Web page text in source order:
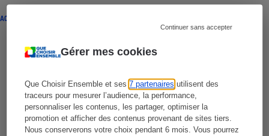
Gérer mes cookies
Que Choisir Ensemble et ses7 partenaires utilisent des
traceurs pour mesurer l’audience, la performance,
personnaliser les contenus, les partager, optimiser la
promotion et afficher des contenus provenant de sites tiers.
Nous conserverons votre choix pendant 6 mois. Vous pourrez
Continuer sans accepter
ACTUALITÉ